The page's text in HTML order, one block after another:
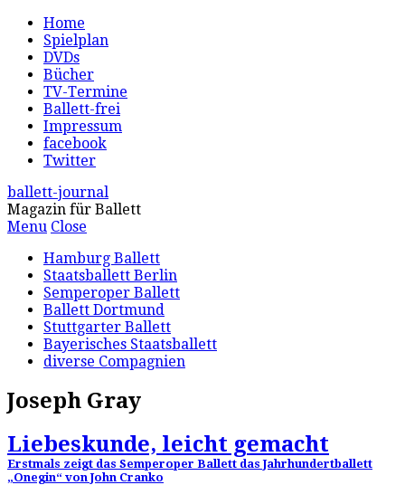
Home
Spielplan
DVDs
Bücher
TV-Termine
Ballett-frei
Impressum
facebook
Twitter
ballett-journal
Magazin für Ballett
Menu Close
Hamburg Ballett
Staatsballett Berlin
Semperoper Ballett
Ballett Dortmund
Stuttgarter Ballett
Bayerisches Staatsballett
diverse Compagnien
Joseph Gray
Liebeskunde, leicht gemacht
Erstmals zeigt das Semperoper Ballett das Jahrhundertballett
„Onegin“ von John Cranko